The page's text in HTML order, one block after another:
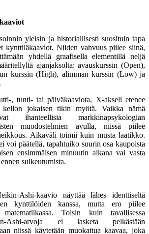
yleisin ja historiallisesti suosituin tapa
kynttiläkaaviot. Niiden vahvuus piilee siinä,
yhdellä graafisella elementillä neljä
ajanjaksolta: avauskurssin (Open),
kurssin (High), alimman kurssin (Low) ja
, tunti- tai päiväkaaviota, X-akseli etenee
kellon jokaisen tikin myötä. Vaikka nämä
ihanteellisia markkinapsykologian
muodostelmien avulla, niissä piilee
Aikaväli toimii kuin musta laatikko.
voi päätellä, tapahtuiko suurin osa kaupoista
ensimmäisen minuutin aikana vai vasta
sulkeutumista.
Ashi-kaavio näyttää lähes identtiseltä
kynttilöiden kanssa, mutta ero piilee
Toisin kuin tavallisessa
Ashi-arvoja ei lasketa pelkästään
niissä käytetään muokattua kaavaa, joka